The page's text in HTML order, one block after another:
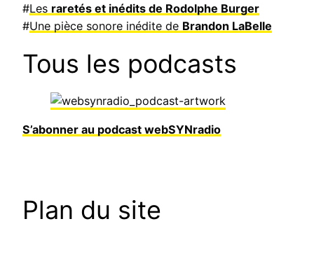
#Les raretés et inédits de Rodolphe Burger
#Une pièce sonore inédite de Brandon LaBelle
Tous les podcasts
S’abonner au podcast webSYNradio
Plan du site